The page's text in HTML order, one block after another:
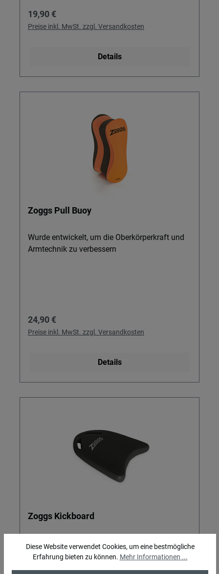
Diese Website verwendet Cookies, um eine bestmögliche
Erfahrung bieten zu können. Mehr Informationen ...
Regulärer Preis:
19,90 €
Preise inkl. MwSt. zzgl. Versandkosten
Details
Zoggs Pull Buoy
Wurde entwickelt, um die Oberkörperkraft und
Armtechnik zu verbessern
Regulärer Preis:
24,90 €
Preise inkl. MwSt. zzgl. Versandkosten
Details
Zoggs Kickboard
Für Training und Verbesserung der Beinkraft